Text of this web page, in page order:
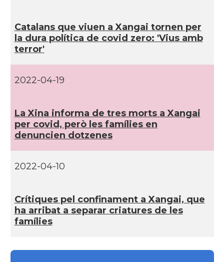
Catalans que viuen a Xangai tornen per
la dura polí­tica de covid zero: 'Vius amb
terror'
2022-04-19
La Xina informa de tres morts a Xangai
per covid, però les famí­lies en
denuncien dotzenes
2022-04-10
Crí­tiques pel confinament a Xangai, que
ha arribat a separar criatures de les
famí­lies